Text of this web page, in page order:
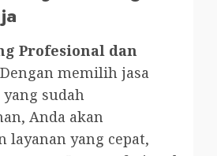
Profesional dan
Dengan memilih jasa
sudah
Anda akan
layanan yang cepat,